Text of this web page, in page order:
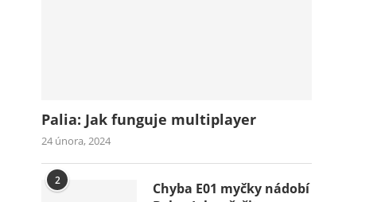
Palia: Jak funguje multiplayer
24 února, 2024
2
Chyba E01 myčky nádobí